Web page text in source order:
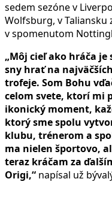
sedem sezóne v
Wolfsburg, v Taliansku
v spomenutom
„Môj cieľ ako hráča je
sny hrať na
trofeje. Som Bohu
celom svete, ktorí mi
ikonický moment,
ktorý sme spolu
klubu, trénerom a
ma nielen športovo,
teraz kráčam za
Origi,“ napísal už